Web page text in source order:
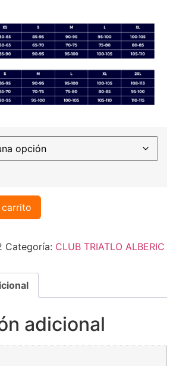
Categoría: CLUB TRIATLO ALBERIC
adicional